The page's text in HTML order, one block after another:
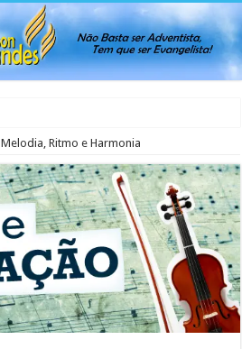
Melodia, Ritmo e Harmonia